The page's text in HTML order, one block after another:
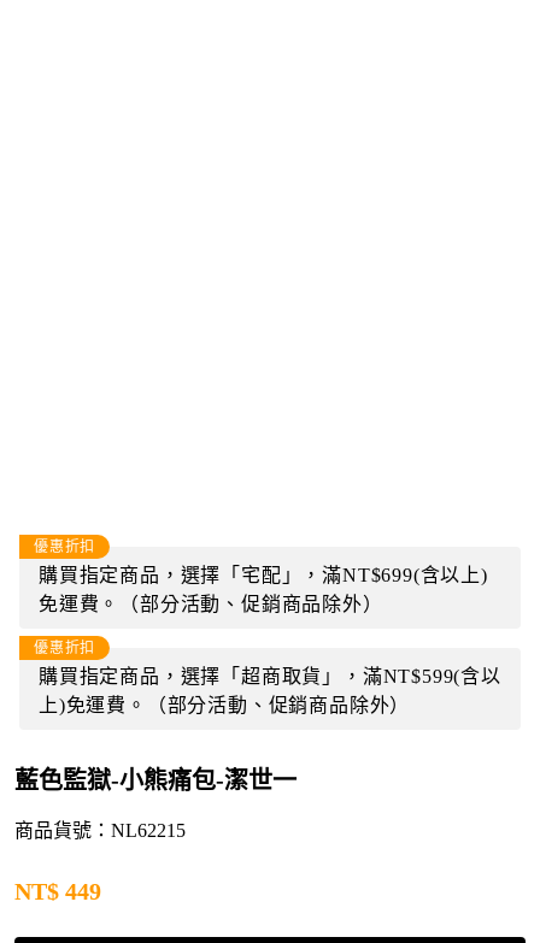
優惠折扣
購買指定商品，選擇「宅配」，滿NT$699(含以上)
免運費。（部分活動、促銷商品除外）
優惠折扣
購買指定商品，選擇「超商取貨」，滿NT$599(含以
上)免運費。（部分活動、促銷商品除外）
藍色監獄-小熊痛包-潔世一
商品貨號：NL62215
NT$ 449